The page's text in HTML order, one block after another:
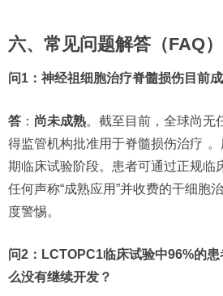
六、常见问题解答（FAQ）
问1：神经祖细胞治疗脊髓损伤目前
答 ： 尚未成熟。截至目前，全球尚无
得监管机构批准用于脊髓损伤治疗
期临床试验阶段。患者可通过正规临
任何声称“成熟应用”并收费的干细胞
度警惕。
问2：LCTOPC1临床试验中96%的
么没有继续开发？